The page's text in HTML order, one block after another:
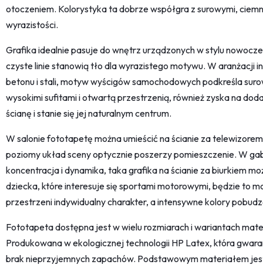
otoczeniem. Kolorystyka ta dobrze współgra z surowymi,
wyrazistości.
Grafika idealnie pasuje do wnętrz urządzonych w stylu
czyste linie stanowią tło dla wyrazistego motywu. W aranżacji
betonu i stali, motyw wyścigów samochodowych podkreśla
wysokimi sufitami i otwartą przestrzenią, również zyska na
ścianę i stanie się jej naturalnym centrum.
W salonie fototapetę można umieścić na ścianie za
poziomy układ sceny optycznie poszerzy pomieszczenie. W
koncentracja i dynamika, taka grafika na ścianie za biurkiem
dziecka, które interesuje się sportami motorowymi, będzie to
przestrzeni indywidualny charakter, a intensywne kolory
Fototapeta dostępna jest w wielu rozmiarach i wariantach
Produkowana w ekologicznej technologii HP Latex, która
brak nieprzyjemnych zapachów. Podstawowym materiałem